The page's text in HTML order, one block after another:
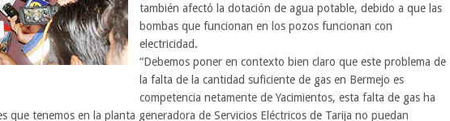
también afectó la dotación de agua potable, debido a que las
bombas que funcionan en los pozos funcionan con
electricidad.
“Debemos poner en contexto bien claro que este problema de
la falta de la cantidad suficiente de gas en Bermejo es
competencia netamente de Yacimientos, esta falta de gas ha
que tenemos en la planta generadora de Servicios Eléctricos de Tarija no puedan